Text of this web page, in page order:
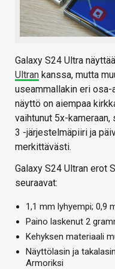
Galaxy S24 Ultra
Ultran kanssa, mutta
useammallakin eri osa-
näyttö on aiempaa
vaihtunut 5x-
3 -järjestelmäpiiri ja
merkittävästi.
Galaxy S24 Ultran erot
seuraavat:
1,1 mm lyhyempi; 0,9
Paino laskenut 2
Kehyksen materiaali
Näyttölasin ja
Armoriksi